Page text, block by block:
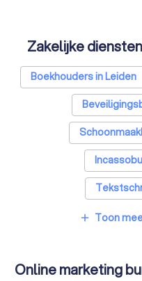
Zakelijke
Boekhouders in Leiden
Grafisch
add Toon
Online marketing